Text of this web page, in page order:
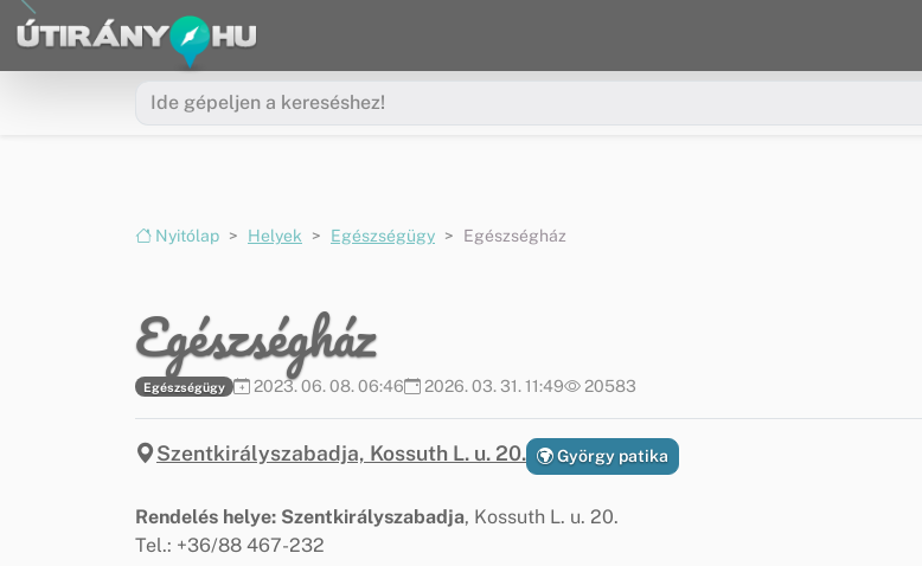
Ugrás a menüre
Ugrás a tartalomra
Nyitólap Helyek Egészségügy Egészségház
Egészségház
Egészségügy 2023. 06. 08. 06:46 2026. 03. 31. 11:49 20583
Szentkirályszabadja, Kossuth L. u. 20. György patika
Rendelés helye: Szentkirályszabadja, Kossuth L. u. 20.
Tel.: +36/88 467-232